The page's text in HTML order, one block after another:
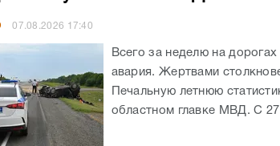
07.08.2026 17:40
Всего за неделю на
авария. Жертвами
Печальную летнюю
областном главке МВД. С